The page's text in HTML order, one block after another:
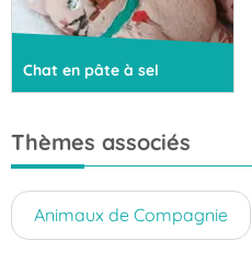
Chat en pâte à sel
Thèmes associés
Animaux de Compagnie